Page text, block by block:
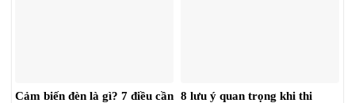
Cảm biến đèn là gì? 7 điều cần 8 lưu ý quan trọng khi thi